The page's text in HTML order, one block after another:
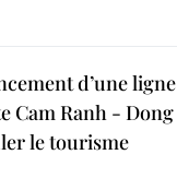
d’une ligne
Cam Ranh - Dong
le tourisme